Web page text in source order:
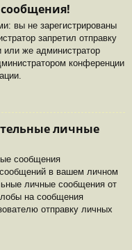
вы не зарегистрированы
запретил отправку
же администратор
конференции
личные
сообщения
в вашем личном
личные сообщения от
на сообщения
отправку личных